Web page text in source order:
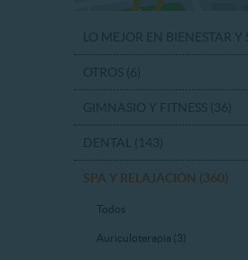
SPA Y RELAJACIÓN (360)
Todos
Auriculoterapia (3)